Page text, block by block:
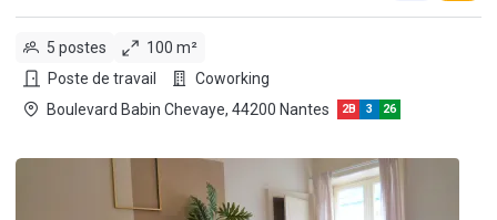
5 postes
100 m²
Poste de travail
Coworking
Boulevard Babin Chevaye, 44200 Nantes
2B 3 26